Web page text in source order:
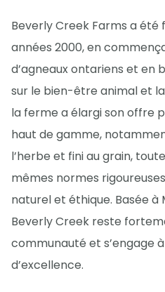
Beverly Creek Farms a été
années 2000, en
d’agneaux ontariens et en
sur le bien-être animal et
la ferme a élargi son offre
haut de gamme,
l’herbe et fini au grain,
mêmes normes
naturel et éthique. Basée à
Beverly Creek reste
communauté et s’engage
d’excellence.